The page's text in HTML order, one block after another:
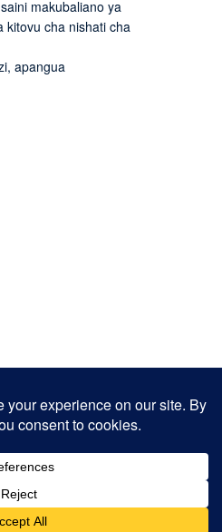
makubaliano ya
kitovu cha nishati cha
apangua
by